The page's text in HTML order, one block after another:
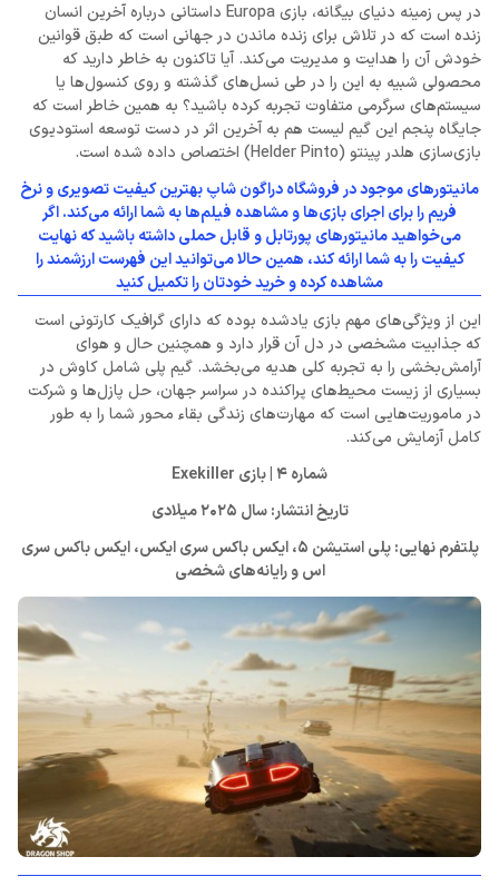
در پس زمینه دنیای بیگانه، بازی Europa داستانی درباره آخرین انسان
زنده است که در تلاش برای زنده ماندن در جهانی است که طبق قوانین
خودش آن را هدایت و مدیریت می‌کند. آیا تاکنون به خاطر دارید که
محصولی شبیه به این را در طی نسل‌های گذشته و روی کنسول‌ها یا
سیستم‌های سرگرمی متفاوت تجربه کرده باشید؟ به همین خاطر است که
جایگاه پنجم این گیم لیست هم به آخرین اثر در دست توسعه استودیوی
بازی‌سازی هلدر پینتو (Helder Pinto) اختصاص داده شده است.
مانیتورهای موجود در فروشگاه دراگون شاپ بهترین کیفیت تصویری و نرخ
فریم را برای اجرای بازی‌ها و مشاهده فیلم‌ها به شما ارائه می‌کند. اگر
می‌خواهید مانیتورهای پورتابل و قابل حملی داشته باشید که نهایت
کیفیت را به شما ارائه کند، همین حالا می‌توانید این فهرست ارزشمند را
مشاهده کرده و خرید خودتان را تکمیل کنید
این از ویژگی‌های مهم بازی یادشده بوده که دارای گرافیک کارتونی است
که جذابیت مشخصی در دل آن قرار دارد و همچنین حال و هوای
آرامش‌بخشی را به تجربه کلی هدیه می‌بخشد. گیم پلی شامل کاوش در
بسیاری از زیست محیط‌های پراکنده در سراسر جهان، حل پازل‌ها و شرکت
در ماموریت‌هایی است که مهارت‌های زندگی بقاء محور شما را به طور
کامل آزمایش می‌کند.
شماره 4 | بازی Exekiller
تاریخ انتشار: سال 2025 میلادی
پلتفرم نهایی: پلی استیشن 5، ایکس باکس سری ایکس، ایکس باکس سری
اس و رایانه‌های شخصی